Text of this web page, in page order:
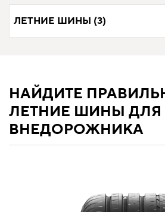
ЛЕТНИЕ ШИНЫ (3)
НАЙДИТЕ
ЛЕТНИЕ ШИНЫ ДЛЯ
ВНЕДОРОЖНИКА